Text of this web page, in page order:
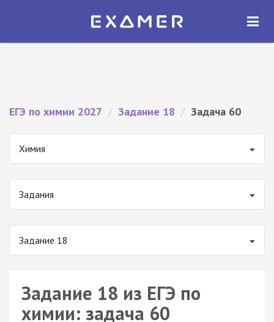
Экзамер — ЕГЭ 2027
ОТКРЫТЬ
ЕГЭ по химии 2027 / Задание 18 / Задача 60
Химия
Задания
Задание 18
Задание 18 из ЕГЭ по
химии: задача 60